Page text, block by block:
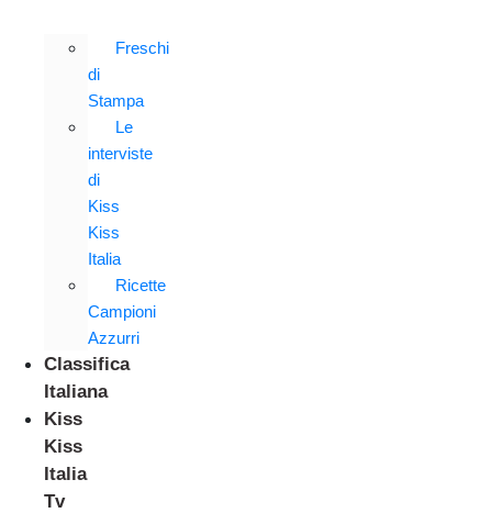
Freschi
di
Stampa
Le
interviste
di
Kiss
Kiss
Italia
Ricette
Campioni
Azzurri
Classifica
Italiana
Kiss
Kiss
Italia
Tv